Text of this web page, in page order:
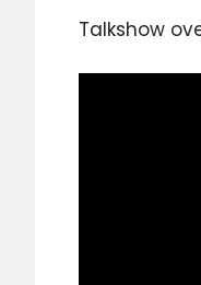
Talkshow